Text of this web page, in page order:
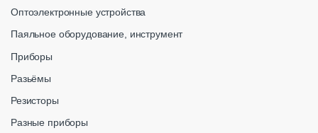
Оптоэлектронные устройства
Паяльное оборудование, инструмент
Приборы
Разьёмы
Резисторы
Разные приборы